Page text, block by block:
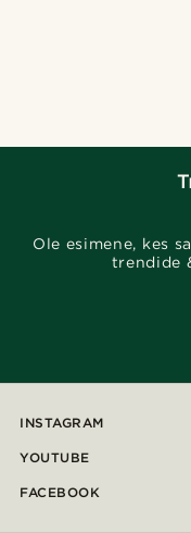
Ole esimene, kes
trendide
INSTAGRAM
YOUTUBE
FACEBOOK